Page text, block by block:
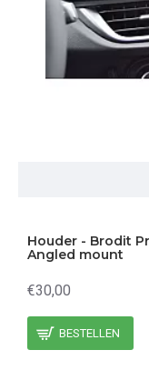
Houder - Brodit
Angled mount
€30,00
BESTELLEN